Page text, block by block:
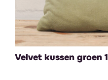
Velvet kussen groen 1